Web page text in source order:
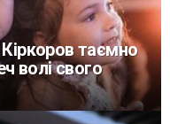
Кіркоров таємно
волі свого